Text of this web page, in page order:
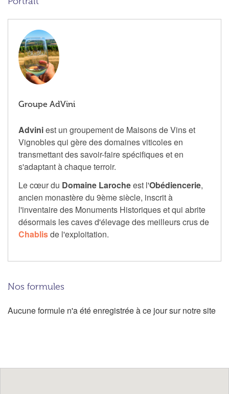
Groupe AdVini
Adviniest un groupement de Maisons de Vins et
Vignobles qui gère des domaines viticoles en
transmettant des savoir-faire spécifiques et en
s'adaptant à chaque terroir.
Le cœur du Domaine Larocheest l'Obédiencerie,
ancien monastère du 9ème siècle, inscrit à
l'inventaire des Monuments Historiques et qui abrite
désormais les caves d'élevage des meilleurs crus de
Chablisde l'exploitation.
Nos formules
Aucune formule n'a été enregistrée à ce jour sur notre site